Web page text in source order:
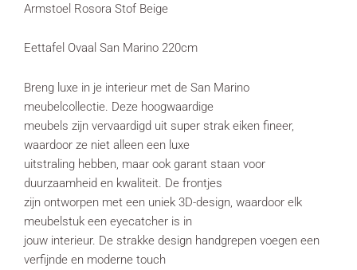
Armstoel Rosora Stof Beige
Eettafel Ovaal San Marino 220cm
Breng luxe in je interieur met de San Marino
meubelcollectie. Deze hoogwaardige
meubels zijn vervaardigd uit super strak eiken fineer,
waardoor ze niet alleen een luxe
uitstraling hebben, maar ook garant staan voor
duurzaamheid en kwaliteit. De frontjes
zijn ontworpen met een uniek 3D-design, waardoor elk
meubelstuk een eyecatcher is in
jouw interieur. De strakke design handgrepen voegen een
verfijnde en moderne touch